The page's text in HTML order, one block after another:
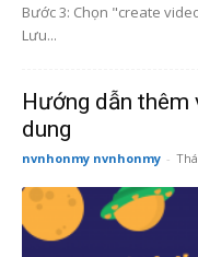
Bước 3: Chọn "create
Lưu...
Hướng dẫn thêm
dung
nvnhonmy nvnhonmy -